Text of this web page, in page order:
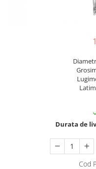
Durata de
Cod